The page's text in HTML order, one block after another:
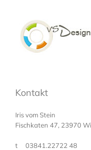
springen
Kontakt
Iris vom Stein
Fischkaten 47, 23970
t 03841.22722 48